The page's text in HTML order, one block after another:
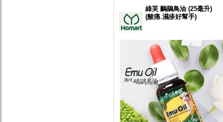
綠芙 鴯鶓鳥油 (25毫升)
(酸痛.濕疹好幫手)